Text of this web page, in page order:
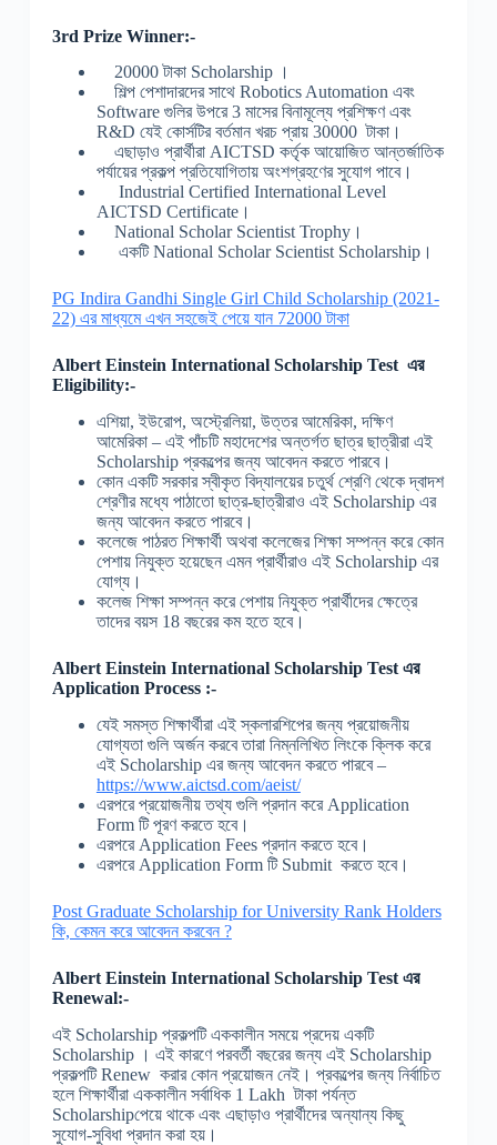
3rd Prize Winner:-
20000 টাকা Scholarship ।
শিল্প পেশাদারদের সাথে Robotics Automation এবং
Software গুলির উপরে 3 মাসের বিনামূল্যে প্রশিক্ষণ এবং
R&D যেই কোর্সটির বর্তমান খরচ প্রায় 30000 টাকা।
এছাড়াও প্রার্থীরা AICTSD কর্তৃক আয়োজিত আন্তর্জাতিক
পর্যায়ের প্রকল্প প্রতিযোগিতায় অংশগ্রহণের সুযোগ পাবে।
Industrial Certified International Level
AICTSD Certificate।
National Scholar Scientist Trophy।
একটি National Scholar Scientist Scholarship।
PG Indira Gandhi Single Girl Child Scholarship (2021-
22) এর মাধ্যমে এখন সহজেই পেয়ে যান 72000 টাকা
Albert Einstein International Scholarship Test এর
Eligibility:-
এশিয়া, ইউরোপ, অস্ট্রেলিয়া, উত্তর আমেরিকা, দক্ষিণ
আমেরিকা – এই পাঁচটি মহাদেশের অন্তর্গত ছাত্র ছাত্রীরা এই
Scholarship প্রকল্পের জন্য আবেদন করতে পারবে।
কোন একটি সরকার স্বীকৃত বিদ্যালয়ের চতুর্থ শ্রেণি থেকে দ্বাদশ
শ্রেণীর মধ্যে পাঠাতো ছাত্র-ছাত্রীরাও এই Scholarship এর
জন্য আবেদন করতে পারবে।
কলেজে পাঠরত শিক্ষার্থী অথবা কলেজের শিক্ষা সম্পন্ন করে কোন
পেশায় নিযুক্ত হয়েছেন এমন প্রার্থীরাও এই Scholarship এর
যোগ্য।
কলেজ শিক্ষা সম্পন্ন করে পেশায় নিযুক্ত প্রার্থীদের ক্ষেত্রে
তাদের বয়স 18 বছরের কম হতে হবে।
Albert Einstein International Scholarship Test এর
Application Process :-
যেই সমস্ত শিক্ষার্থীরা এই স্কলারশিপের জন্য প্রয়োজনীয়
যোগ্যতা গুলি অর্জন করবে তারা নিম্নলিখিত লিংকে ক্লিক করে
এই Scholarship এর জন্য আবেদন করতে পারবে –
https://www.aictsd.com/aeist/
এরপরে প্রয়োজনীয় তথ্য গুলি প্রদান করে Application
Form টি পূরণ করতে হবে।
এরপরে Application Fees প্রদান করতে হবে।
এরপরে Application Form টি Submit করতে হবে।
Post Graduate Scholarship for University Rank Holders
কি, কেমন করে আবেদন করবেন ?
Albert Einstein International Scholarship Test এর
Renewal:-
এই Scholarship প্রকল্পটি এককালীন সময়ে প্রদেয় একটি
Scholarship । এই কারণে পরবর্তী বছরের জন্য এই Scholarship
প্রকল্পটি Renew করার কোন প্রয়োজন নেই। প্রকল্পের জন্য নির্বাচিত
হলে শিক্ষার্থীরা এককালীন সর্বাধিক 1 Lakh টাকা পর্যন্ত
Scholarshipপেয়ে থাকে এবং এছাড়াও প্রার্থীদের অন্যান্য কিছু
সুযোগ-সুবিধা প্রদান করা হয়।